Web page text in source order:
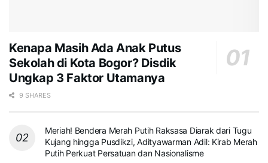
Kenapa Masih Ada Anak Putus
Sekolah di Kota Bogor? Disdik
Ungkap 3 Faktor Utamanya
9 SHARES
Meriah! Bendera Merah Putih Raksasa Diarak dari Tugu
Kujang hingga Pusdikzi, Adityawarman Adil: Kirab Merah
Putih Perkuat Persatuan dan Nasionalisme